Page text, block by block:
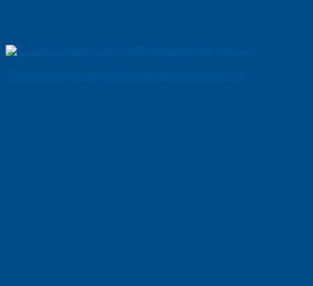
Cửa Gỗ Chống Cháy MDF Melamine P1 van kem